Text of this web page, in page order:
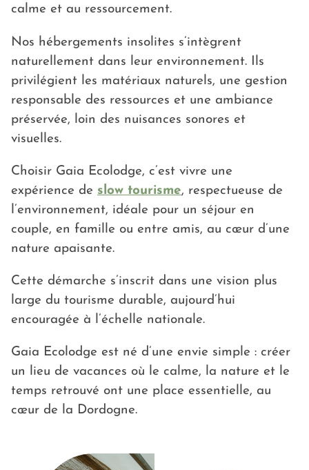
calme et au ressourcement.
Nos hébergements insolites s’intègrent
naturellement dans leur environnement. Ils
privilégient les matériaux naturels, une gestion
responsable des ressources et une ambiance
préservée, loin des nuisances sonores et
visuelles.
Choisir Gaia Ecolodge, c’est vivre une
expérience de slow tourisme, respectueuse de
l’environnement, idéale pour un séjour en
couple, en famille ou entre amis, au cœur d’une
nature apaisante.
Cette démarche s’inscrit dans une vision plus
large du tourisme durable, aujourd’hui
encouragée à l’échelle nationale.
Gaia Ecolodge est né d’une envie simple : créer
un lieu de vacances où le calme, la nature et le
temps retrouvé ont une place essentielle, au
cœur de la Dordogne.